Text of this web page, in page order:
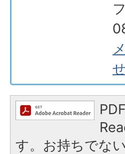
す。お持ちでな